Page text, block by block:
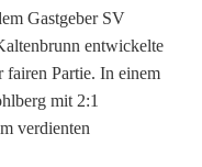
Gastgeber SV
entwickelte
fairen Partie. In einem
mit 2:1
verdienten